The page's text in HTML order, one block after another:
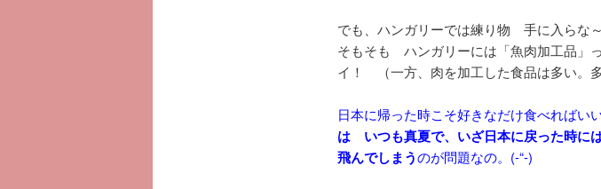
でも、ハンガリーでは練り物 手に入らな
そもそも ハンガリーには「魚肉加工品」
イ！ （一方、肉を加工した食品は多い。
日本に帰った時こそ好きなだけ食べればい
は いつも真夏で、いざ日本に戻った時に
飛んでしまうのが問題なの。(-“-)